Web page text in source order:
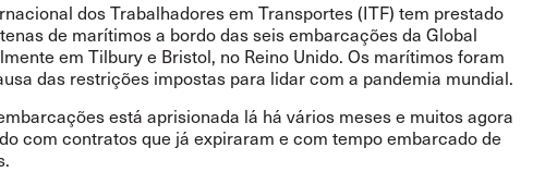
dos Trabalhadores em Transportes (ITF) tem prestado
de marítimos a bordo das seis embarcações da Global
em Tilbury e Bristol, no Reino Unido. Os marítimos foram
das restrições impostas para lidar com a pandemia mundial.
está aprisionada lá há vários meses e muitos agora
com contratos que já expiraram e com tempo embarcado de